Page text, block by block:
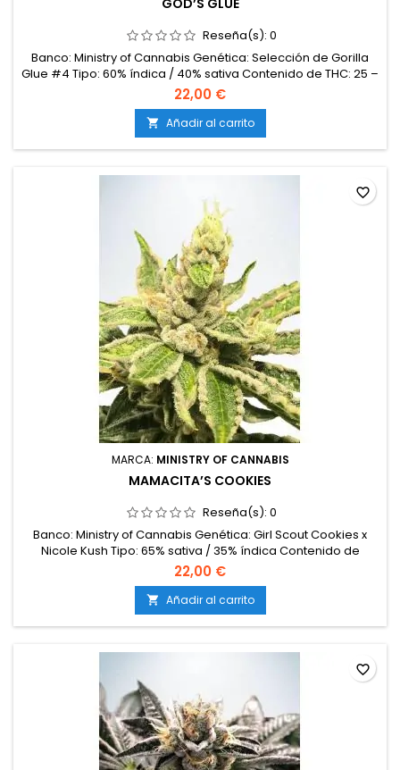
GOD’S GLUE
Reseña(s): 0
Banco: Ministry of Cannabis Genética: Selección de Gorilla
Glue #4 Tipo: 60% índica / 40% sativa Contenido de THC: 25 –
32% Tiempo de floración: 8 semanas en interior Producción
en interior: 500 – 600 g/m² Producción en exterior: Hasta 800
g/planta Altura: 100 – 140 cm en interior; hasta 200 cm en
exterior Aromas y sabores: Dulce, terroso, cítrico, con...
22,00 €
 Añadir al carrito
MARCA: MINISTRY OF CANNABIS
MAMACITA’S COOKIES
Reseña(s): 0
Banco: Ministry of Cannabis Genética: Girl Scout Cookies x
Nicole Kush Tipo: 65% sativa / 35% índica Contenido de
THC: 25 – 28% Tiempo de floración: 9 semanas en interior
Producción en interior: 500 – 550 g/m² Producción en
exterior: Hasta 800 g/planta Altura: 110 – 140 cm en interior;
hasta 200 cm en exterior Aromas y sabores: Dulce, afrutado,
terroso y...
22,00 €
 Añadir al carrito
favorite_border
favorite_border